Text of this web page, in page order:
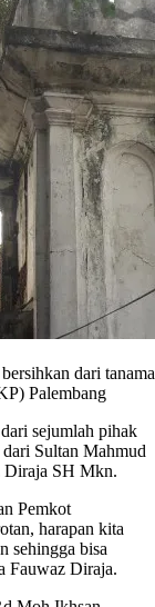
dari
Palembang
sejumlah pihak
Sultan Mahmud
Diraja SH Mkn.
Pemkot
harapan kita
sehingga bisa
Fauwaz Diraja.